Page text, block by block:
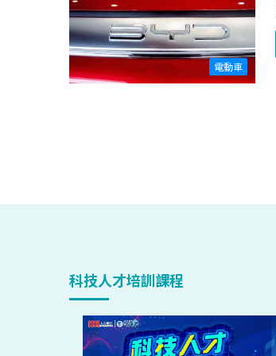
電動車
科技人才培訓課程